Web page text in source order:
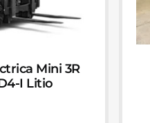
Mini 3R
I Litio